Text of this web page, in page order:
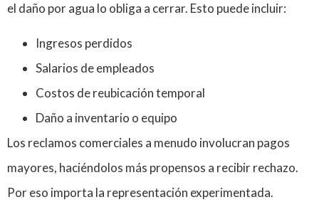
el daño por agua lo obliga a cerrar. Esto puede incluir:
Ingresos perdidos
Salarios de empleados
Costos de reubicación temporal
Daño a inventario o equipo
Los reclamos comerciales a menudo involucran pagos
mayores, haciéndolos más propensos a recibir rechazo.
Por eso importa la representación experimentada.